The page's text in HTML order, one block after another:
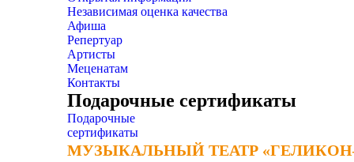
Независимая оценка качества
Афиша
Репертуар
Артисты
Меценатам
Контакты
Подарочные сертификаты
Подарочные
сертификаты
МУЗЫКАЛЬНЫЙ ТЕАТР
МУЗЫКАЛЬНЫЙ ТЕАТР